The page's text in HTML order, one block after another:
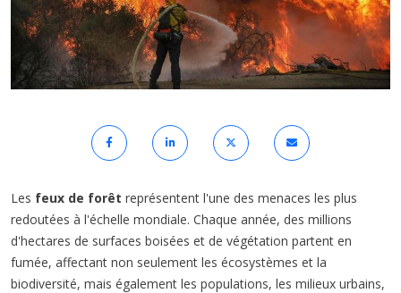
Les feux de forêt représentent l'une des menaces les plus
redoutées à l'échelle mondiale. Chaque année, des millions
d'hectares de surfaces boisées et de végétation partent en
fumée, affectant non seulement les écosystèmes et la
biodiversité, mais également les populations, les milieux urbains,